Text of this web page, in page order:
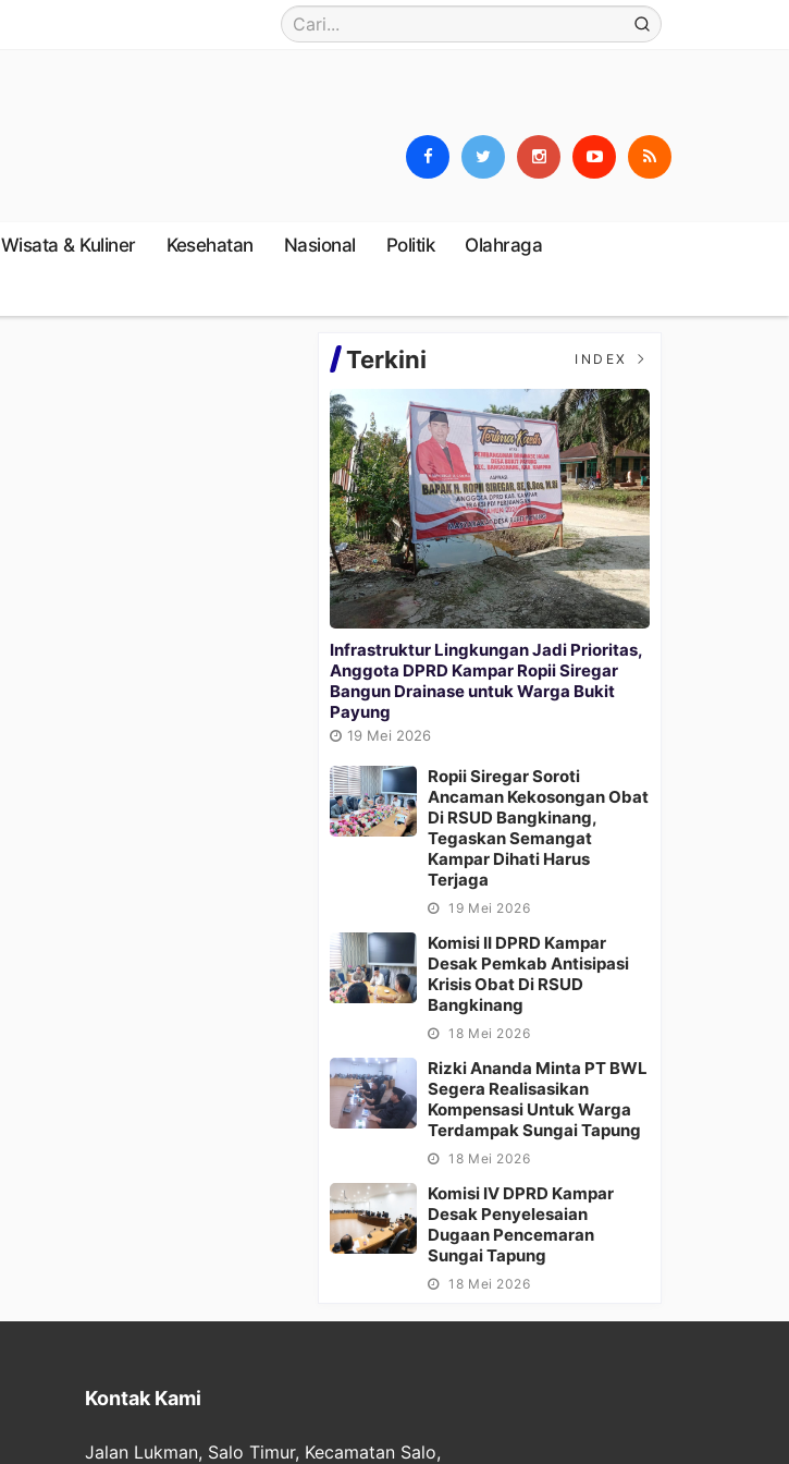
Wisata & Kuliner Kesehatan Nasional Politik Olahraga
Terkini INDEX
Infrastruktur Lingkungan Jadi Prioritas,
Anggota DPRD Kampar Ropii Siregar
Bangun Drainase untuk Warga Bukit
Payung
19 Mei 2026
Ropii Siregar Soroti
Ancaman Kekosongan Obat
Di RSUD Bangkinang,
Tegaskan Semangat
Kampar Dihati Harus
Terjaga
19 Mei 2026
Komisi II DPRD Kampar
Desak Pemkab Antisipasi
Krisis Obat Di RSUD
Bangkinang
18 Mei 2026
Rizki Ananda Minta PT BWL
Segera Realisasikan
Kompensasi Untuk Warga
Terdampak Sungai Tapung
18 Mei 2026
Komisi IV DPRD Kampar
Desak Penyelesaian
Dugaan Pencemaran
Sungai Tapung
18 Mei 2026
Kontak Kami
Jalan Lukman, Salo Timur, Kecamatan Salo,